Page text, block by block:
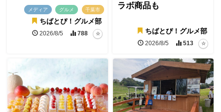
メディア グルメ 千葉市
ちばとぴ！グルメ部
2026/8/5 788
ラボ商品も
ちばとぴ！グルメ部
2026/8/5 513